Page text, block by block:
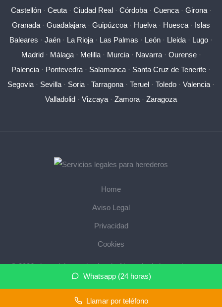
Whatsapp (24 horas)
Llamar por teléfono
Castellón· Ceuta· Ciudad Real· Córdoba· Cuenca· Girona·
Granada · Guadalajara · Guipúzcoa · Huelva · Huesca · Islas
Baleares · Jaén · La Rioja · Las Palmas · León · Lleida · Lugo ·
Madrid· Málaga· Melilla· Murcia· Navarra· Ourense·
Palencia · Pontevedra · Salamanca · Santa Cruz de Tenerife ·
Segovia · Sevilla · Soria · Tarragona · Teruel · Toledo · Valencia ·
Valladolid · Vizcaya · Zamora · Zaragoza
Home
Aviso Legal
Privacidad
Cookies
© 2026 abogadoherencias.legal · Abogado de herencias cerca
de mi ·Mapa del sitio